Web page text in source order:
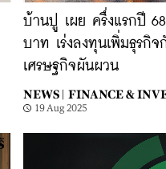
บ้านปู เผย ครึ่งแรกปี
บาท เร่งลงทุนเพิ่มธุรกิ
เศรษฐกิจผันผวน
NEWS | FINANCE &
19 Aug 2025